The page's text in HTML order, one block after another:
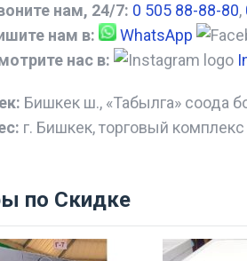
нам, 24/7: 0 505 88-88-80,
нам в:
WhatsApp
нас в:
Бишкек ш., «Табылга» соода
г. Бишкек, торговый
по Скидке